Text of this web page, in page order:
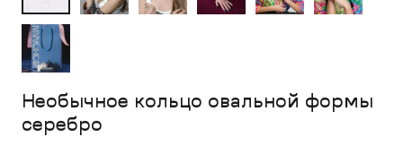
Необычное кольцо овальной формы
серебро